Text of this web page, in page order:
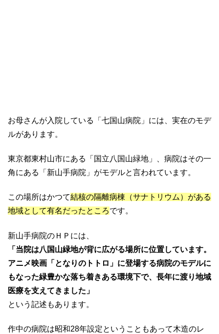
お母さんが入院している「七国山病院」には、実在のモデ
ルがあります。
東京都東村山市にある「国立八国山緑地」、病院はその一
角にある「新山手病院」がモデルと言われています。
この場所はかつて結核の隔離病棟（サナトリウム）がある
地域として有名だったところです。
新山手病院のＨＰには、
「当院は八国山緑地が背に広がる場所に位置しています。
アニメ映画「となりのトトロ」に登場する病院のモデルに
もなった緑豊かな落ち着きある環境下で、長年に渡り地域
医療を支えてきました」
という記述もあります。
作中の病院は昭和28年設定ということもあって木造のレ